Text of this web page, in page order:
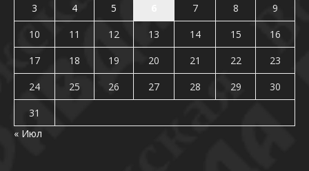
3
4 5 7 8
9
10
11 12 13 14 15
16
17
18 19 20 21 22
23
24
25 26 27 28 29
30
31
« Июл